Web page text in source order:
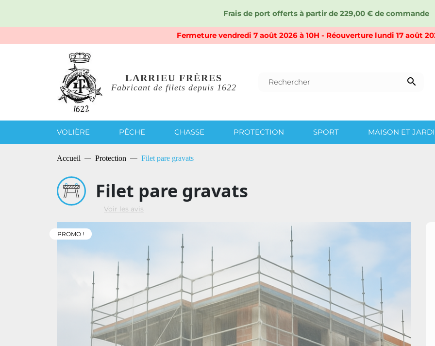
Frais de port offerts à partir de 229,00 € de commande
Fermeture vendredi 7 août 2026 à 10H - Réouverture lundi 17 août
LARRIEU FRÈRES
Fabricant de filets depuis 1622 
VOLIÈRE PÊCHE CHASSE PROTECTION SPORT MAISON ET
Accueil Protection Filet pare gravats
Filet pare gravats
Voir les avis
PROMO !